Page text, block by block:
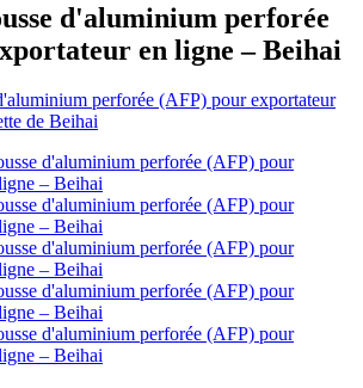
d'aluminium perforée
en ligne – Beihai